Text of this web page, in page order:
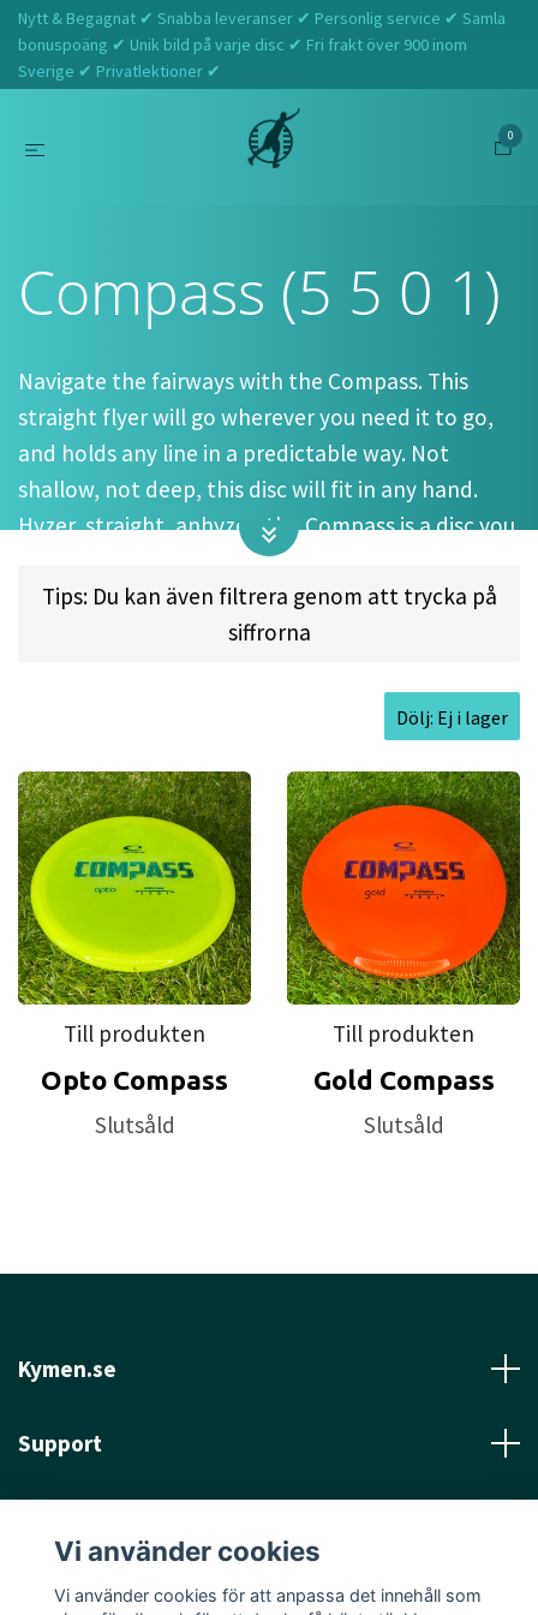
Nytt & Begagnat ✔ Snabba leveranser ✔ Personlig service ✔ Samla
bonuspoäng ✔ Unik bild på varje disc ✔ Fri frakt över 900 inom
Sverige ✔ Privatlektioner ✔
0
Compass (5 5 0 1)
Navigate the fairways with the Compass. This
straight flyer will go wherever you need it to go,
and holds any line in a predictable way. Not
shallow, not deep, this disc will fit in any hand.
Hyzer, straight, anhyzer; the Compass is a disc you
can trust on every angle.
Flight spec:
SPEED: 5 l GLIDE: 5 l TURN: 0 l FADE: 1
21.6cm l
Thickness:1.3cm lInside Rim Diameter:19.0cm
Tips: Du kan även filtrera genom att trycka på
siffrorna
Dölj: Ej i lager
Till produkten
Opto Compass
Slutsåld
Till produkten
Gold Compass
Slutsåld
Kymen.se
Support
Sociala medier
Vi använder cookies
Vi använder cookies för att anpassa det innehåll som